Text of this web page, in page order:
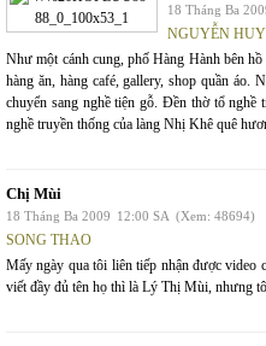
18 Tháng Ba
NGUYỄN
Như một cánh cung, phố Hàng Hành bên
hàng ăn, hàng café, gallery, shop quần áo.
chuyển sang nghề tiện gỗ. Đền thờ tổ
nghề truyền thống của làng Nhị Khê quê
Chị Mùi
18 Tháng Ba 2009 12:00 SA (Xem: 48694)
SONG THAO
Mấy ngày qua tôi liên tiếp nhận được
viết đầy đủ tên họ thì là Lý Thị Mùi, nhưng